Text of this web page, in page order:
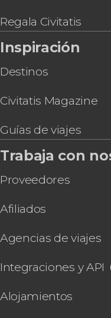
Regala Civitatis
Inspiración
Destinos
Civitatis Magazine
Guías de viajes
Trabaja con
Proveedores
Afiliados
Agencias de viajes
Integraciones y API
Alojamientos